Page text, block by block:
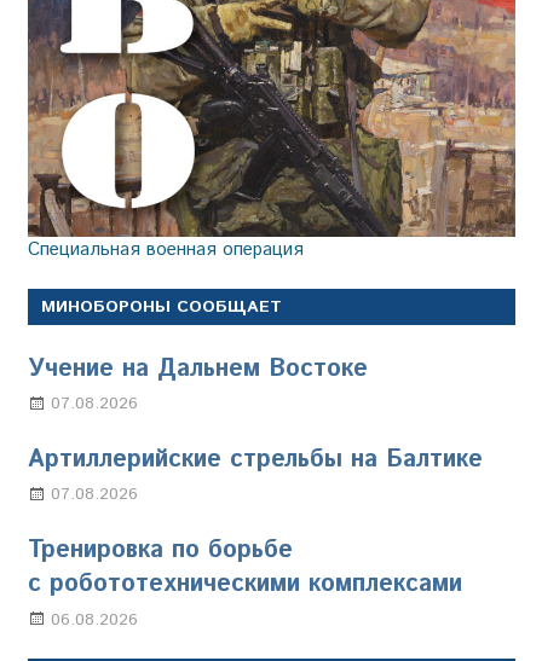
Специальная военная операция
МИНОБОРОНЫ СООБЩАЕТ
Учение на Дальнем Востоке
07.08.2026
Артиллерийские стрельбы на Балтике
07.08.2026
Тренировка по борьбе
с робототехническими комплексами
06.08.2026